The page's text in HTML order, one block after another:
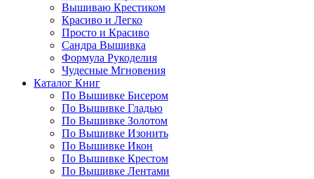
Вышиваю Крестиком
Красиво и Легко
Просто и Красиво
Сандра Вышивка
Формула Рукоделия
Чудесные Мгновения
Каталог Книг
По Вышивке Бисером
По Вышивке Гладью
По Вышивке Золотом
По Вышивке Изонить
По Вышивке Икон
По Вышивке Крестом
По Вышивке Лентами